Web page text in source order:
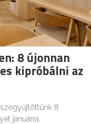
8 újonnan
kipróbálni az
8
januárra.